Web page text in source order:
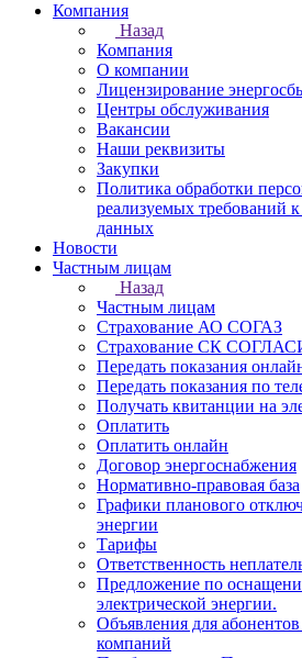
Компания
Назад
Компания
О компании
Лицензирование
Центры обслуживания
Вакансии
Наши реквизиты
Закупки
Политика обработки
реализуемых требований
данных
Новости
Частным лицам
Назад
Частным лицам
Страхование АО СОГАЗ
Страхование СК
Передать показания
Передать показания по
Получать квитанции на
Оплатить
Оплатить онлайн
Договор энергоснабжения
Нормативно-правовая база
Графики планового
энергии
Тарифы
Ответственность
Предложение по
электрической энергии.
Объявления для
компаний